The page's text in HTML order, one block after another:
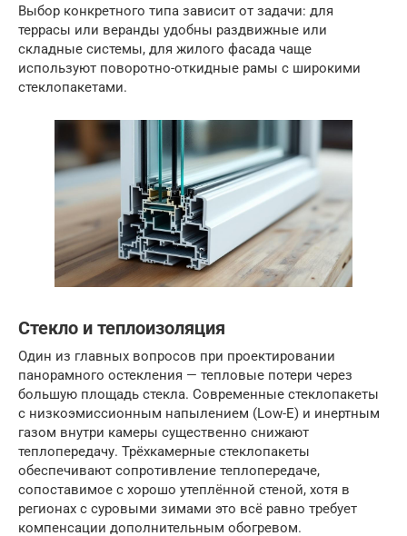
Выбор конкретного типа зависит от задачи: для
террасы или веранды удобны раздвижные или
складные системы, для жилого фасада чаще
используют поворотно-откидные рамы с широкими
стеклопакетами.
Стекло и теплоизоляция
Один из главных вопросов при проектировании
панорамного остекления — тепловые потери через
большую площадь стекла. Современные стеклопакеты
с низкоэмиссионным напылением (Low-E) и инертным
газом внутри камеры существенно снижают
теплопередачу. Трёхкамерные стеклопакеты
обеспечивают сопротивление теплопередаче,
сопоставимое с хорошо утеплённой стеной, хотя в
регионах с суровыми зимами это всё равно требует
компенсации дополнительным обогревом.